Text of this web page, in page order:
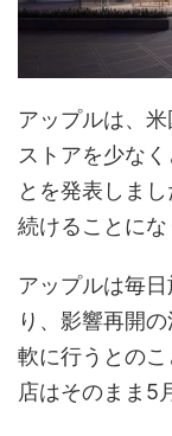
アップルは、
ストアを少な
とを発表しま
続けることにな
アップルは毎
り、影響再開
軟に行うとの
店はそのまま5